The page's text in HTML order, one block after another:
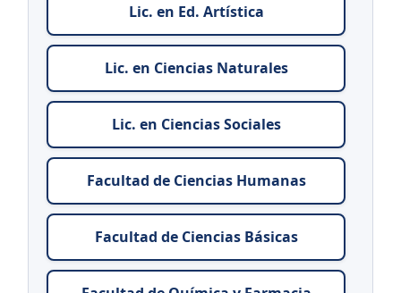
Lic. en Ed. Artística
Lic. en Ciencias Naturales
Lic. en Ciencias Sociales
Facultad de Ciencias Humanas
Facultad de Ciencias Básicas